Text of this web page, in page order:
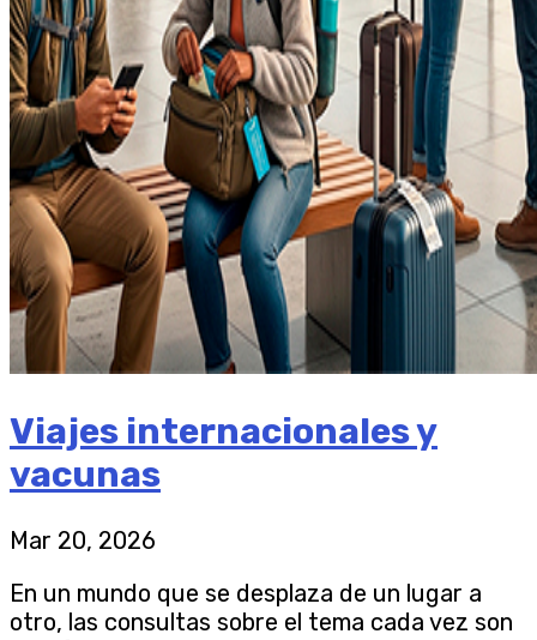
Viajes internacionales y
vacunas
Mar 20, 2026
En un mundo que se desplaza de un lugar a
otro, las consultas sobre el tema cada vez son